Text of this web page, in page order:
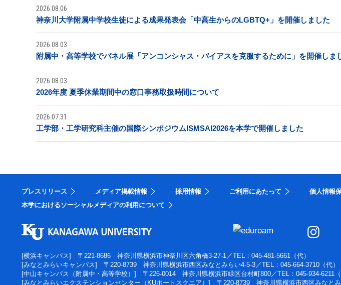
2026.08.06
神奈川大学附属中学校生徒による成果発表会「中高生からのLGBTQ+」を開催しました
2026.08.03
附属中・高等学校でパネル展「アンコンシャス・バイアスを克服するために」を開催しま
2026.08.03
2026年度 夏季休業期間中の窓口事務取扱時間について
2026.07.31
工学部・工学研究科主催の国際シンポジウムISMSAI2026を本学で開催しました
プレスリリース メディア掲載情報 採用情報 ご利用にあたって 個人情報
本学におけるソーシャルメディアの利用について
[横浜キャンパス] 〒221-8686 神奈川県横浜市神奈川区六角橋3-27-1 ／TEL：045-481-5661（代）
[みなとみらいキャンパス] 〒220-8739 神奈川県横浜市西区みなとみらい4-5-3 ／TEL：045-664-3710（代）
[中山キャンパス（附属中・高等学校）] 〒226-0014 神奈川県横浜市緑区台村町800 ／TEL：045-934-6211（
[みなとみらいエクステンションセンター（KUポートスクエア）] 〒220-8739 神奈川県横浜市西区みなとみ